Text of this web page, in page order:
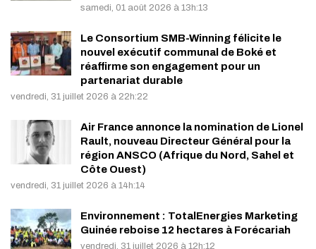
samedi, 01 août 2026 à 13h:13
Le Consortium SMB-Winning félicite le
nouvel exécutif communal de Boké et
réaffirme son engagement pour un
partenariat durable
vendredi, 31 juillet 2026 à 22h:22
Air France annonce la nomination de Lionel
Rault, nouveau Directeur Général pour la
région ANSCO (Afrique du Nord, Sahel et
Côte Ouest)
vendredi, 31 juillet 2026 à 14h:14
Environnement : TotalEnergies Marketing
Guinée reboise 12 hectares à Forécariah
vendredi, 31 juillet 2026 à 12h:12